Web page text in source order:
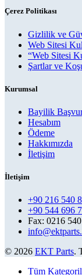
Çerez Politikası
Gizlilik ve
Web Sitesi
“Web Sitesi
Şartlar ve
Kurumsal
Bayilik
Hesabım
Ödeme
Hakkımızda
İletişim
İletişim
+90 216 540
+90 544 696
Fax: 0216
© 2026 EKT Parts.
Tüm